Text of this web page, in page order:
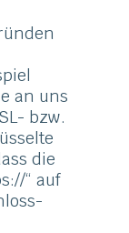
an uns
bzw.
die
“ auf